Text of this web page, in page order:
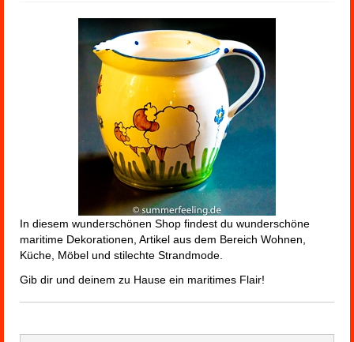
In diesem wunderschönen Shop findest du wunderschöne
maritime Dekorationen, Artikel aus dem Bereich Wohnen,
Küche, Möbel und stilechte Strandmode.
Gib dir und deinem zu Hause ein maritimes Flair!